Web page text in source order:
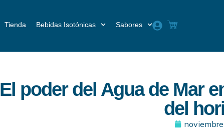
Tienda Bebidas Isotónicas Sabores
El poder del Agua de Mar
del